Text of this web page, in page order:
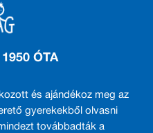
ÓTA
és ajándékoz meg az
gyerekekből olvasni
továbbadták a